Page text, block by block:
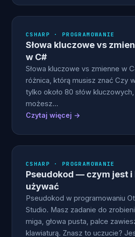
CSHARP · PROGRAMOWANIE
Słowa kluczowe vs
w C#
Słowa kluczowe vs zmienne w
różnica, którą musisz znać Czy
tylko około 80 słów
możesz…
Czytaj więcej →
CSHARP · PROGRAMOWANIE
Pseudokod — czym jest i
używać
Pseudokod w programowaniu
Studio. Masz zadanie do
miga, głowa pusta, palce
klawiaturą. Znasz to uczucie?